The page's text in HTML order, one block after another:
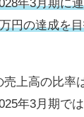
年3月期に
円の達成を
上高の比率
年3月期で